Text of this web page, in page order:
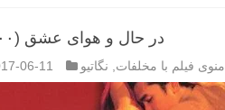
در حال و هوای عشق (۲۰۰۰)
06-11 منوی فیلم با مخلفات نگاتیو